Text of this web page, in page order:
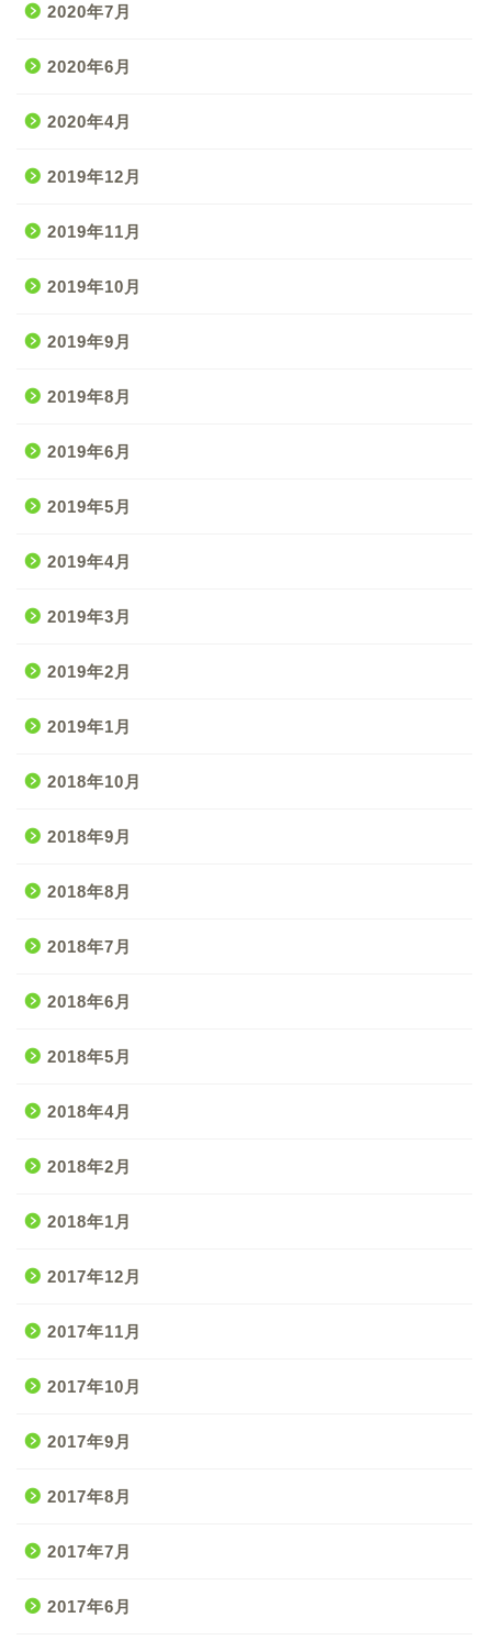
2020年7月
2020年6月
2020年4月
2019年12月
2019年11月
2019年10月
2019年9月
2019年8月
2019年6月
2019年5月
2019年4月
2019年3月
2019年2月
2019年1月
2018年10月
2018年9月
2018年8月
2018年7月
2018年6月
2018年5月
2018年4月
2018年2月
2018年1月
2017年12月
2017年11月
2017年10月
2017年9月
2017年8月
2017年7月
2017年6月